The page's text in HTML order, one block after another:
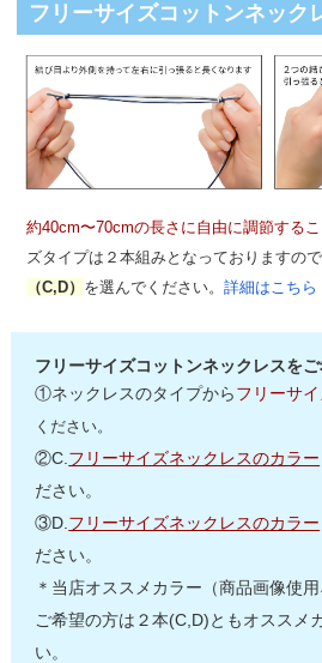
フリーサイズコットンネック
約40cm〜70cmの長さに自由に調節するこ
ズタイプは２本組みとなっておりますので
（C,D） を選んでください。 詳細はこちら
フリーサイズコットンネックレスを
①ネックレスのタイプから フリーサ
ください。
②C. フリーサイズネックレスのカラー
ださい。
③D. フリーサイズネックレスのカラー
ださい。
＊当店オススメカラー（商品画像使
ご希望の方は２本(C,D)ともオススメ
い。